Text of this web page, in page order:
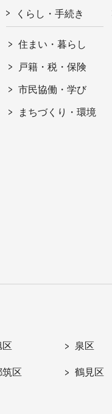
くらし・手続き
住まい・暮らし
戸籍・税・保険
市民協働・学び
まちづくり・環境
区 泉区
筑区 鶴見区